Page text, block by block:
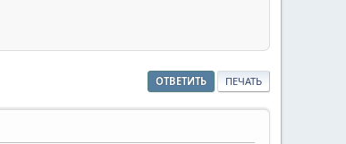
ОТВЕТИТЬ ПЕЧАТЬ